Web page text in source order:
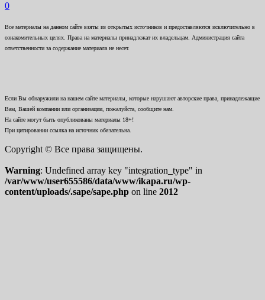
0
Все материалы на данном сайте взяты из открытых источников и предоставляются исключительно в
ознакомительных целях. Права на материалы принадлежат их владельцам. Администрация сайта
ответственности за содержание материала не несет.
Если Вы обнаружили на нашем сайте материалы, которые нарушают авторские права, принадлежащие
Вам, Вашей компании или организации, пожалуйста, сообщите нам.
На сайте могут быть опубликованы материалы 18+!
При цитировании ссылка на источник обязательна.
Copyright © Все права защищены.
Warning: Undefined array key "integration_type" in
/var/www/user655586/data/www/ikapa.ru/wp-
content/uploads/.sape/sape.php on line 2012